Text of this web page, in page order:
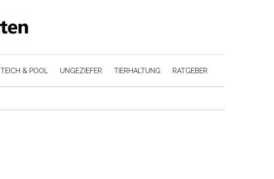
TEICH & POOL UNGEZIEFER TIERHALTUNG RATGEBER